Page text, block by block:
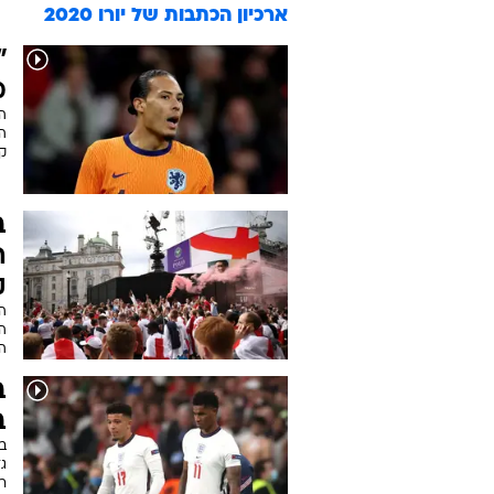
ארכיון הכתבות של יורו 2020